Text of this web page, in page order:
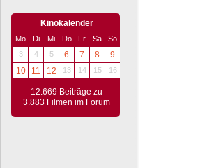
Kinokalender
Mo Di Mi Do Fr Sa
So
3
4 5 6 7 8
9
10
11 12 13 14 15 16
12.669 Beiträge zu
3.883 Filmen im Forum